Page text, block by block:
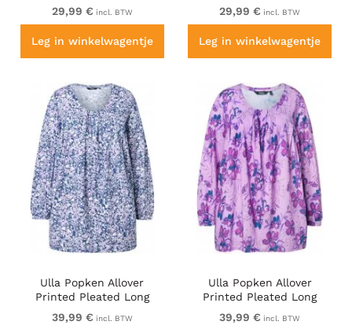
Green
29,99 € incl. BTW
Leg in winkelwagentje
Black
29,99 € incl. BTW
Leg in winkelwagentje
Ulla Popken Allover
Printed Pleated Long
Sleeve Tee Dark Blue
39,99 € incl. BTW
Ulla Popken Allover
Printed Pleated Long
Sleeve Tee Lavender
39,99 € incl. BTW